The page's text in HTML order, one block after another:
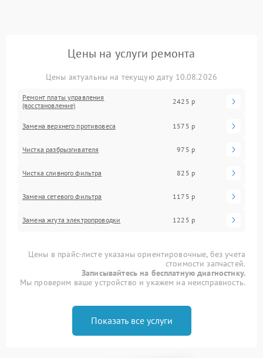
Цены на услуги ремонта
Цены актуальны на текущую дату 10.08.2026
Ремонт платы управления
(восстановление)
2425 р
Замена верхнего противовеса 1575 р
Чистка разбрызгивателя 975 р
Чистка сливного фильтра 825 р
Замена сетевого фильтра 1175 р
Замена жгута электропроводки 1225 р
Цены в прайс-листе указаны ориентировочные, без учета
стоимости запчастей.
Записывайтесь на бесплатную диагностику.
Мы проверим ваше устройство и укажем на неисправность.
Показать все услуги